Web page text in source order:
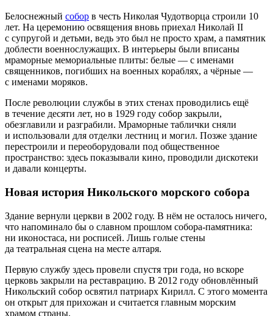
Белоснежный собор в честь Николая Чудотворца строили 10
лет. На церемонию освящения вновь приехал Николай II
с супругой и детьми, ведь это был не просто храм, а памятник
доблести военнослужащих. В интерьеры были вписаны
мраморные мемориальные плиты: белые — с именами
священников, погибших на военных кораблях, а чёрные —
с именами моряков.
После революции службы в этих стенах проводились ещё
в течение десяти лет, но в 1929 году собор закрыли,
обезглавили и разграбили. Мраморные таблички сняли
и использовали для отделки лестниц и могил. Позже здание
перестроили и переоборудовали под общественное
пространство: здесь показывали кино, проводили дискотеки
и давали концерты.
Новая история Никольского морского собора
Здание вернули церкви в 2002 году. В нём не осталось ничего,
что напоминало бы о славном прошлом собора‑памятника:
ни иконостаса, ни росписей. Лишь голые стены
да театральная сцена на месте алтаря.
Первую службу здесь провели спустя три года, но вскоре
церковь закрыли на реставрацию. В 2012 году обновлённый
Никольский собор освятил патриарх Кирилл. С этого момента
он открыт для прихожан и считается главным морским
храмом страны.